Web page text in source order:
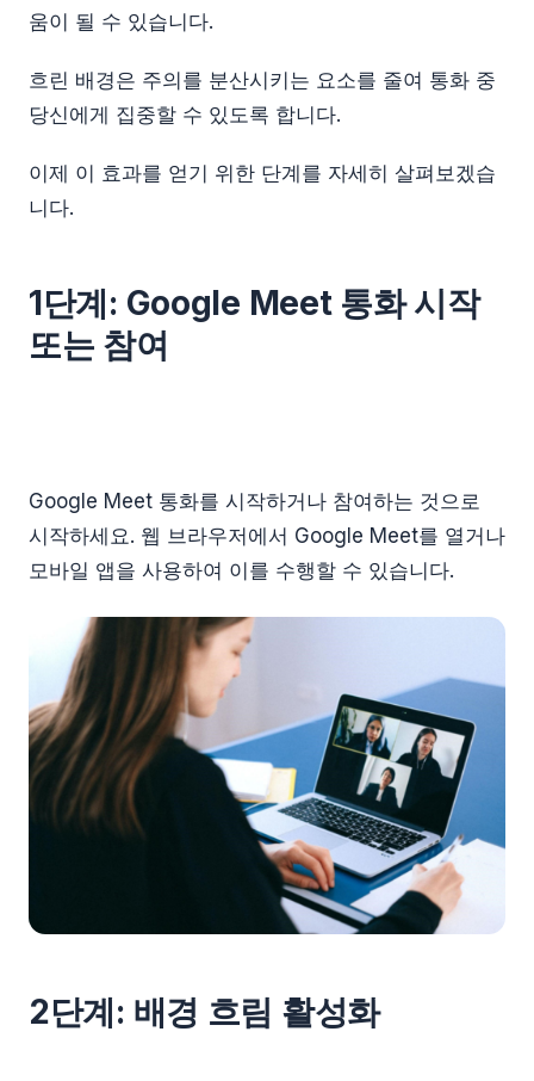
움이 될 수 있습니다.
흐린 배경은 주의를 분산시키는 요소를 줄여 통화 중
당신에게 집중할 수 있도록 합니다.
이제 이 효과를 얻기 위한 단계를 자세히 살펴보겠습
니다.
1단계: Google Meet 통화 시작
또는 참여
Google Meet 통화를 시작하거나 참여하는 것으로
시작하세요. 웹 브라우저에서 Google Meet를 열거나
모바일 앱을 사용하여 이를 수행할 수 있습니다.
2단계: 배경 흐림 활성화